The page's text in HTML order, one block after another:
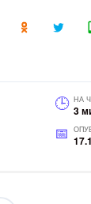
НА
3